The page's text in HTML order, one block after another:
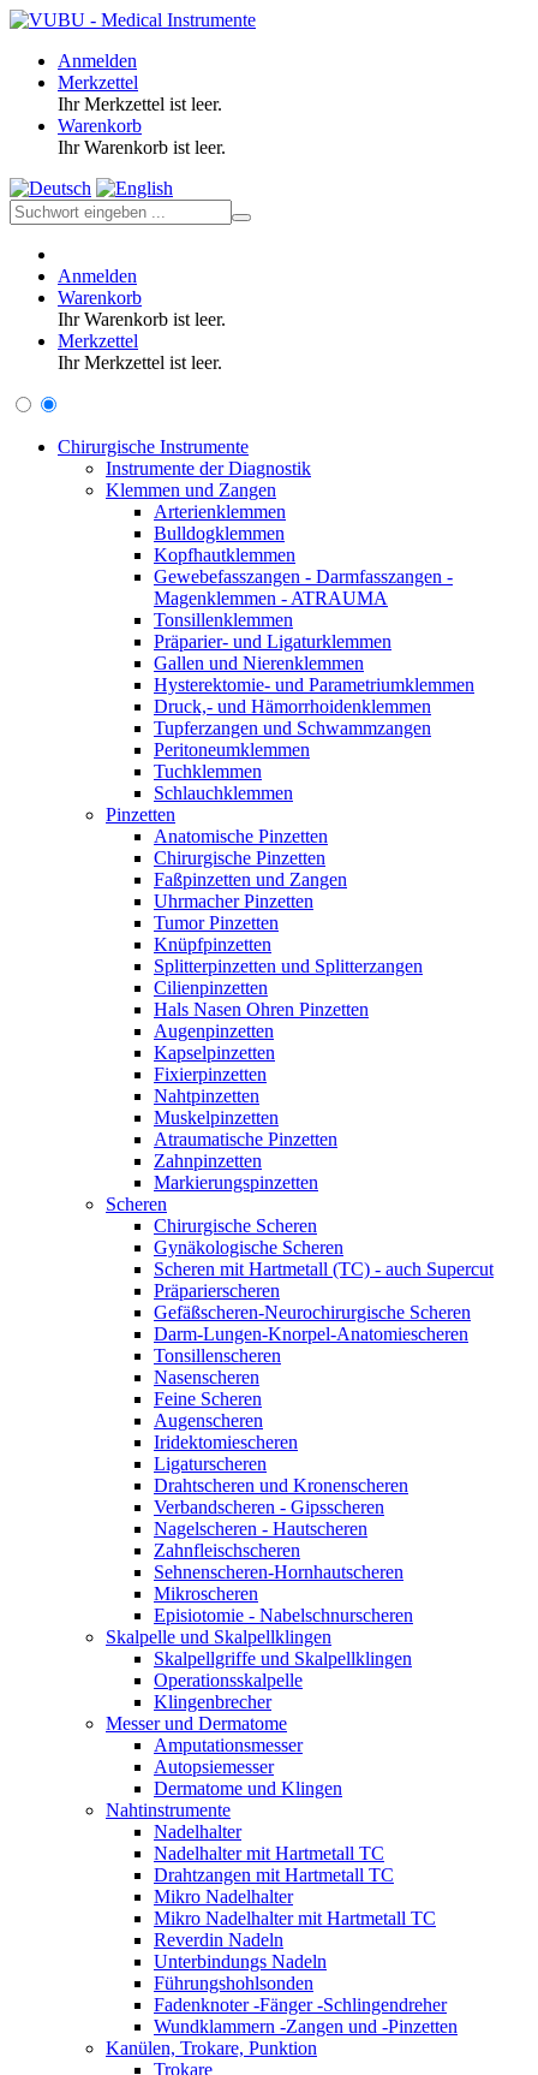
Anmelden
Merkzettel
Ihr Merkzettel ist leer.
Warenkorb
Ihr Warenkorb ist leer.
Anmelden
Warenkorb
Ihr Warenkorb ist leer.
Merkzettel
Ihr Merkzettel ist leer.
Chirurgische Instrumente
Instrumente der Diagnostik
Klemmen und Zangen
Arterienklemmen
Bulldogklemmen
Kopfhautklemmen
Gewebefasszangen - Darmfasszangen -
Magenklemmen - ATRAUMA
Tonsillenklemmen
Präparier- und Ligaturklemmen
Gallen und Nierenklemmen
Hysterektomie- und Parametriumklemmen
Druck,- und Hämorrhoidenklemmen
Tupferzangen und Schwammzangen
Peritoneumklemmen
Tuchklemmen
Schlauchklemmen
Pinzetten
Anatomische Pinzetten
Chirurgische Pinzetten
Faßpinzetten und Zangen
Uhrmacher Pinzetten
Tumor Pinzetten
Knüpfpinzetten
Splitterpinzetten und Splitterzangen
Cilienpinzetten
Hals Nasen Ohren Pinzetten
Augenpinzetten
Kapselpinzetten
Fixierpinzetten
Nahtpinzetten
Muskelpinzetten
Atraumatische Pinzetten
Zahnpinzetten
Markierungspinzetten
Scheren
Chirurgische Scheren
Gynäkologische Scheren
Scheren mit Hartmetall (TC) - auch Supercut
Präparierscheren
Gefäßscheren-Neurochirurgische Scheren
Darm-Lungen-Knorpel-Anatomiescheren
Tonsillenscheren
Nasenscheren
Feine Scheren
Augenscheren
Iridektomiescheren
Ligaturscheren
Drahtscheren und Kronenscheren
Verbandscheren - Gipsscheren
Nagelscheren - Hautscheren
Zahnfleischscheren
Sehnenscheren-Hornhautscheren
Mikroscheren
Episiotomie - Nabelschnurscheren
Skalpelle und Skalpellklingen
Skalpellgriffe und Skalpellklingen
Operationsskalpelle
Klingenbrecher
Messer und Dermatome
Amputationsmesser
Autopsiemesser
Dermatome und Klingen
Nahtinstrumente
Nadelhalter
Nadelhalter mit Hartmetall TC
Drahtzangen mit Hartmetall TC
Mikro Nadelhalter
Mikro Nadelhalter mit Hartmetall TC
Reverdin Nadeln
Unterbindungs Nadeln
Führungshohlsonden
Fadenknoter -Fänger -Schlingendreher
Wundklammern -Zangen und -Pinzetten
Kanülen, Trokare, Punktion
Trokare